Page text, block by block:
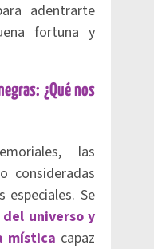
adentrarte
fortuna y
¿Qué nos
las
consideradas
especiales. Se
universo y
mística capaz